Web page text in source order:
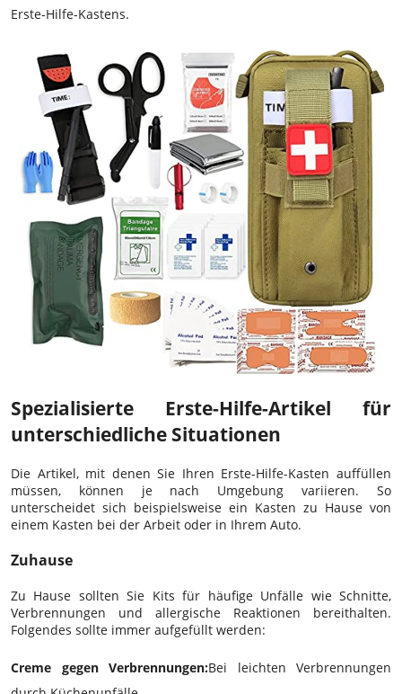
Erste-Hilfe-Kastens.
Spezialisierte Erste-Hilfe-Artikel für
unterschiedliche Situationen
Die Artikel, mit denen Sie Ihren Erste-Hilfe-Kasten auffüllen
müssen, können je nach Umgebung variieren. So
unterscheidet sich beispielsweise ein Kasten zu Hause von
einem Kasten bei der Arbeit oder in Ihrem Auto.
Zuhause
Zu Hause sollten Sie Kits für häufige Unfälle wie Schnitte,
Verbrennungen und allergische Reaktionen bereithalten.
Folgendes sollte immer aufgefüllt werden:
Creme gegen Verbrennungen:Bei leichten Verbrennungen